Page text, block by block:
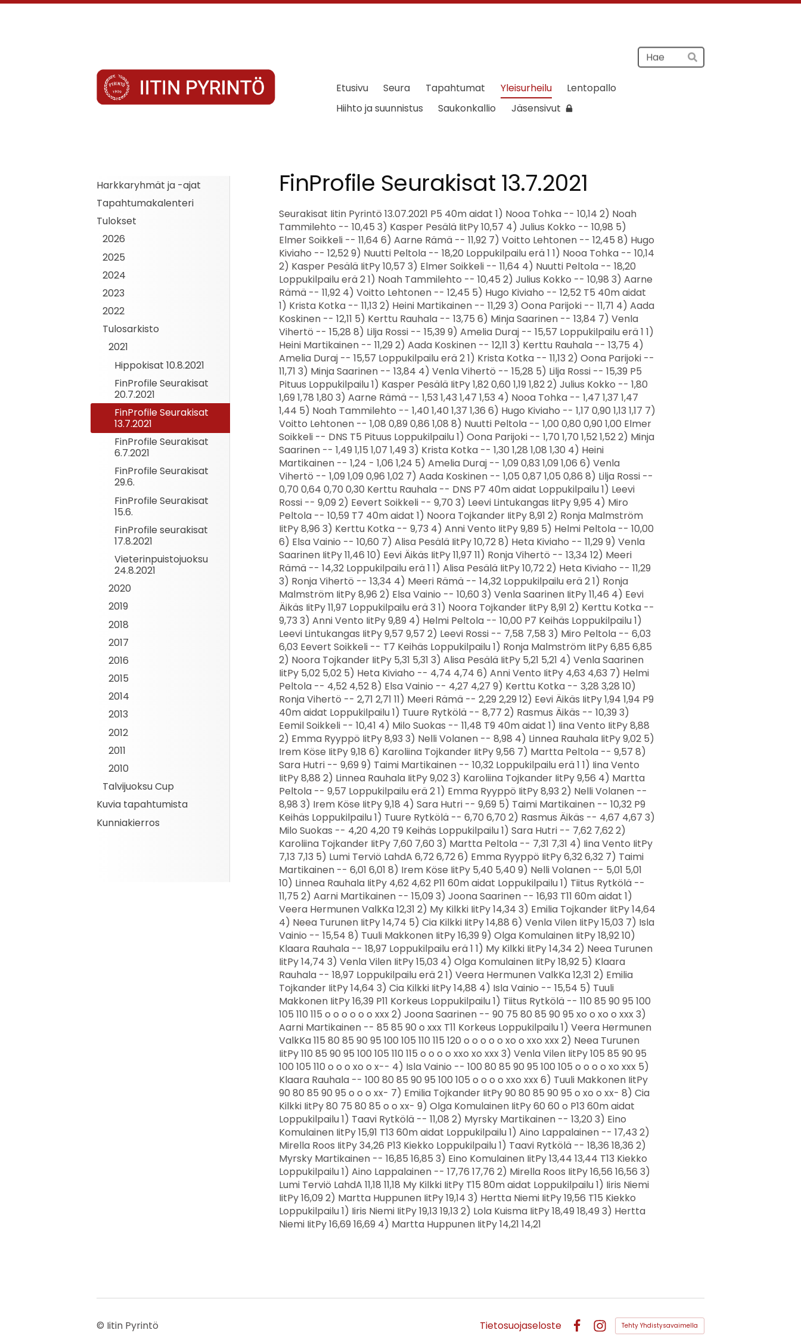
Haku
Hae
Iitin Pyrintö Etusivu Seura Tapahtumat Yleisurheilu
Lentopallo
Hiihto ja suunnistus
Saukonkallio Jäsensivut
Harkkaryhmät ja -ajat
Tapahtumakalenteri
Tulokset
2026
2025
2024
2023
2022
Tulosarkisto
2021
Hippokisat 10.8.2021
FinProfile Seurakisat
20.7.2021
FinProfile Seurakisat
13.7.2021
FinProfile Seurakisat
6.7.2021
FinProfile Seurakisat
29.6.
FinProfile Seurakisat
15.6.
FinProfile seurakisat
17.8.2021
Vieterinpuistojuoksu
24.8.2021
2020
2019
2018
2017
2016
2015
2014
2013
2012
2011
2010
Talvijuoksu Cup
Kuvia tapahtumista
Kunniakierros
FinProfile Seurakisat 13.7.2021
Seurakisat Iitin Pyrintö 13.07.2021 P5 40m aidat 1) Nooa Tohka -- 10,14 2) Noah Tammilehto -- 10,45 3) Kasper Pesälä IitPy 10,57 4) Julius Kokko -- 10,98 5) Elmer Soikkeli -- 11,64 6) Aarne Rämä -- 11,92 7) Voitto Lehtonen -- 12,45 8) Hugo Kiviaho -- 12,52 9) Nuutti Peltola -- 18,20 Loppukilpailu erä 1 1) Nooa Tohka -- 10,14 2) Kasper Pesälä IitPy 10,57 3) Elmer Soikkeli -- 11,64 4) Nuutti Peltola -- 18,20 Loppukilpailu erä 2 1) Noah Tammilehto -- 10,45 2) Julius Kokko -- 10,98 3) Aarne Rämä -- 11,92 4) Voitto Lehtonen -- 12,45 5) Hugo Kiviaho -- 12,52 T5 40m aidat 1) Krista Kotka -- 11,13 2) Heini Martikainen -- 11,29 3) Oona Parijoki -- 11,71 4) Aada Koskinen -- 12,11 5) Kerttu Rauhala -- 13,75 6) Minja Saarinen -- 13,84 7) Venla Vihertö -- 15,28 8) Lilja Rossi -- 15,39 9) Amelia Duraj -- 15,57 Loppukilpailu erä 1 1) Heini Martikainen -- 11,29 2) Aada Koskinen -- 12,11 3) Kerttu Rauhala -- 13,75 4) Amelia Duraj -- 15,57 Loppukilpailu erä 2 1) Krista Kotka -- 11,13 2) Oona Parijoki -- 11,71 3) Minja Saarinen -- 13,84 4) Venla Vihertö -- 15,28 5) Lilja Rossi -- 15,39 P5 Pituus Loppukilpailu 1) Kasper Pesälä IitPy 1,82 0,60 1,19 1,82 2) Julius Kokko -- 1,80 1,69 1,78 1,80 3) Aarne Rämä -- 1,53 1,43 1,47 1,53 4) Nooa Tohka -- 1,47 1,37 1,47 1,44 5) Noah Tammilehto -- 1,40 1,40 1,37 1,36 6) Hugo Kiviaho -- 1,17 0,90 1,13 1,17 7) Voitto Lehtonen -- 1,08 0,89 0,86 1,08 8) Nuutti Peltola -- 1,00 0,80 0,90 1,00 Elmer Soikkeli -- DNS T5 Pituus Loppukilpailu 1) Oona Parijoki -- 1,70 1,70 1,52 1,52 2) Minja Saarinen -- 1,49 1,15 1,07 1,49 3) Krista Kotka -- 1,30 1,28 1,08 1,30 4) Heini Martikainen -- 1,24 - 1,06 1,24 5) Amelia Duraj -- 1,09 0,83 1,09 1,06 6) Venla Vihertö -- 1,09 1,09 0,96 1,02 7) Aada Koskinen -- 1,05 0,87 1,05 0,86 8) Lilja Rossi -- 0,70 0,64 0,70 0,30 Kerttu Rauhala -- DNS P7 40m aidat Loppukilpailu 1) Leevi Rossi -- 9,09 2) Eevert Soikkeli -- 9,70 3) Leevi Lintukangas IitPy 9,95 4) Miro Peltola -- 10,59 T7 40m aidat 1) Noora Tojkander IitPy 8,91 2) Ronja Malmström IitPy 8,96 3) Kerttu Kotka -- 9,73 4) Anni Vento IitPy 9,89 5) Helmi Peltola -- 10,00 6) Elsa Vainio -- 10,60 7) Alisa Pesälä IitPy 10,72 8) Heta Kiviaho -- 11,29 9) Venla Saarinen IitPy 11,46 10) Eevi Äikäs IitPy 11,97 11) Ronja Vihertö -- 13,34 12) Meeri Rämä -- 14,32 Loppukilpailu erä 1 1) Alisa Pesälä IitPy 10,72 2) Heta Kiviaho -- 11,29 3) Ronja Vihertö -- 13,34 4) Meeri Rämä -- 14,32 Loppukilpailu erä 2 1) Ronja Malmström IitPy 8,96 2) Elsa Vainio -- 10,60 3) Venla Saarinen IitPy 11,46 4) Eevi Äikäs IitPy 11,97 Loppukilpailu erä 3 1) Noora Tojkander IitPy 8,91 2) Kerttu Kotka -- 9,73 3) Anni Vento IitPy 9,89 4) Helmi Peltola -- 10,00 P7 Keihäs Loppukilpailu 1) Leevi Lintukangas IitPy 9,57 9,57 2) Leevi Rossi -- 7,58 7,58 3) Miro Peltola -- 6,03 6,03 Eevert Soikkeli -- T7 Keihäs Loppukilpailu 1) Ronja Malmström IitPy 6,85 6,85 2) Noora Tojkander IitPy 5,31 5,31 3) Alisa Pesälä IitPy 5,21 5,21 4) Venla Saarinen IitPy 5,02 5,02 5) Heta Kiviaho -- 4,74 4,74 6) Anni Vento IitPy 4,63 4,63 7) Helmi Peltola -- 4,52 4,52 8) Elsa Vainio -- 4,27 4,27 9) Kerttu Kotka -- 3,28 3,28 10) Ronja Vihertö -- 2,71 2,71 11) Meeri Rämä -- 2,29 2,29 12) Eevi Äikäs IitPy 1,94 1,94 P9 40m aidat Loppukilpailu 1) Tuure Rytkölä -- 8,77 2) Rasmus Äikäs -- 10,39 3) Eemil Soikkeli -- 10,41 4) Milo Suokas -- 11,48 T9 40m aidat 1) Iina Vento Ii
© Iitin Pyrintö Tietosuojaseloste Tehty Yhdistysavaimella